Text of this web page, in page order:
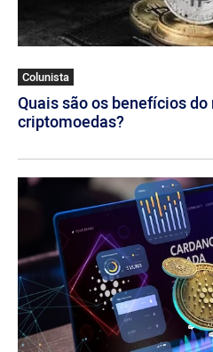
Colunista
Quais são os benefícios
criptomoedas?